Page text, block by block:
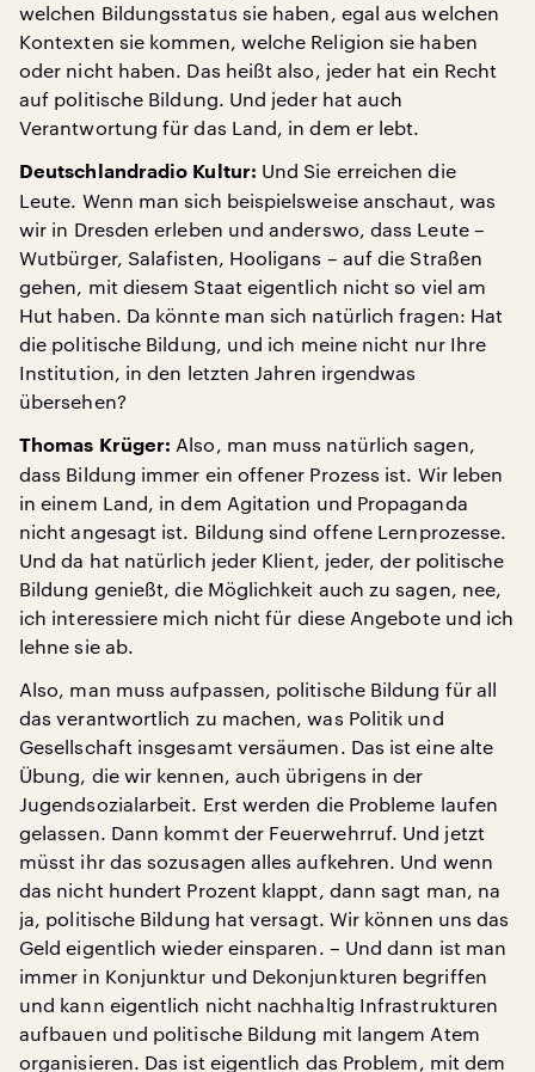
welchen Bildungsstatus sie haben, egal aus welchen
Kontexten sie kommen, welche Religion sie haben
oder nicht haben. Das heißt also, jeder hat ein Recht
auf politische Bildung. Und jeder hat auch
Verantwortung für das Land, in dem er lebt.
Deutschlandradio Kultur: Und Sie erreichen die
Leute. Wenn man sich beispielsweise anschaut, was
wir in Dresden erleben und anderswo, dass Leute –
Wutbürger, Salafisten, Hooligans – auf die Straßen
gehen, mit diesem Staat eigentlich nicht so viel am
Hut haben. Da könnte man sich natürlich fragen: Hat
die politische Bildung, und ich meine nicht nur Ihre
Institution, in den letzten Jahren irgendwas
übersehen?
Thomas Krüger: Also, man muss natürlich sagen,
dass Bildung immer ein offener Prozess ist. Wir leben
in einem Land, in dem Agitation und Propaganda
nicht angesagt ist. Bildung sind offene Lernprozesse.
Und da hat natürlich jeder Klient, jeder, der politische
Bildung genießt, die Möglichkeit auch zu sagen, nee,
ich interessiere mich nicht für diese Angebote und ich
lehne sie ab.
Also, man muss aufpassen, politische Bildung für all
das verantwortlich zu machen, was Politik und
Gesellschaft insgesamt versäumen. Das ist eine alte
Übung, die wir kennen, auch übrigens in der
Jugendsozialarbeit. Erst werden die Probleme laufen
gelassen. Dann kommt der Feuerwehrruf. Und jetzt
müsst ihr das sozusagen alles aufkehren. Und wenn
das nicht hundert Prozent klappt, dann sagt man, na
ja, politische Bildung hat versagt. Wir können uns das
Geld eigentlich wieder einsparen. – Und dann ist man
immer in Konjunktur und Dekonjunkturen begriffen
und kann eigentlich nicht nachhaltig Infrastrukturen
aufbauen und politische Bildung mit langem Atem
organisieren. Das ist eigentlich das Problem, mit dem